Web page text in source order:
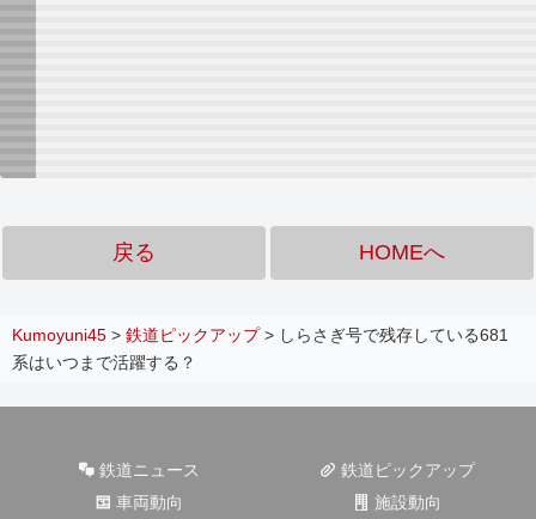
戻る HOMEへ
Kumoyuni45 > 鉄道ピックアップ> しらさぎ号で残存している681
系はいつまで活躍する？
鉄道ニュース
鉄道ピックアップ
車両動向
施設動向